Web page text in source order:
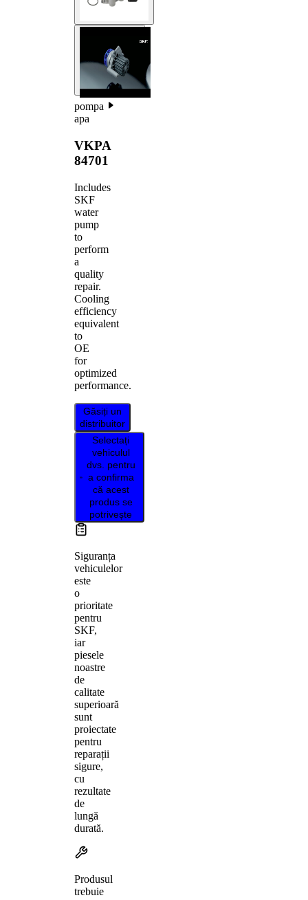
pompa
apa
VKPA
84701
Includes
SKF
water
pump
to
perform
a
quality
repair.
Cooling
efficiency
equivalent
to
OE
for
optimized
performance.
Găsiți un
distribuitor
Selectați
vehiculul
dvs. pentru
a confirma
că acest
produs se
potrivește
Siguranța
vehiculelor
este
o
prioritate
pentru
SKF,
iar
piesele
noastre
de
calitate
superioară
sunt
proiectate
pentru
reparații
sigure,
cu
rezultate
de
lungă
durată.
Produsul
trebuie